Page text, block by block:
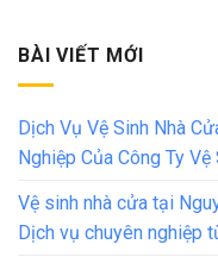
BÀI VIẾT MỚI
Dịch Vụ Vệ Sinh Nhà
Nghiệp Của Công Ty
Vệ sinh nhà cửa tại
Dịch vụ chuyên nghiệp